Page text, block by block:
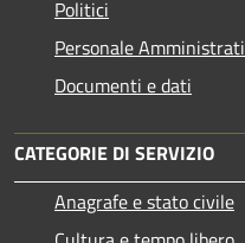
Politici
Personale
Documenti e dati
CATEGORIE DI SERVIZIO
Anagrafe e stato civile